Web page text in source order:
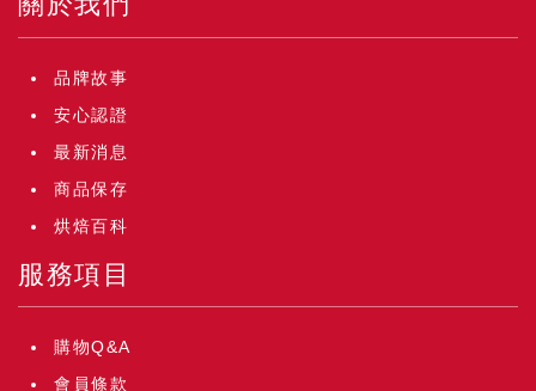
品牌故事
安心認證
最新消息
商品保存
烘焙百科
服務項目
購物Q&A
會員條款